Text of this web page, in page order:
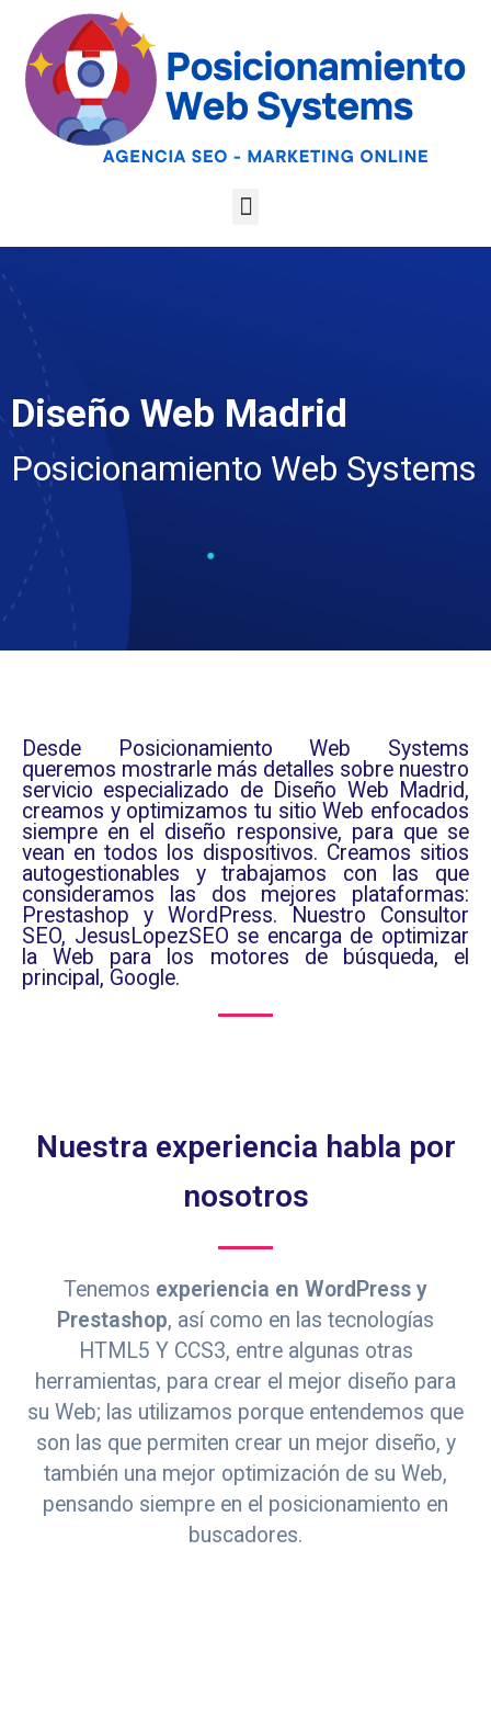
Diseño Web Madrid
Posicionamiento Web Systems
Desde Posicionamiento Web Systems
queremos mostrarle más detalles sobre nuestro
servicio especializado de Diseño Web Madrid,
creamos y optimizamos tu sitio Web enfocados
siempre en el diseño responsive, para que se
vean en todos los dispositivos. Creamos sitios
autogestionables y trabajamos con las que
consideramos las dos mejores plataformas:
Prestashop y WordPress. Nuestro Consultor
SEO, JesusLopezSEO se encarga de optimizar
la Web para los motores de búsqueda, el
principal, Google.
Nuestra experiencia habla por
nosotros
Tenemos experiencia en WordPress y
Prestashop, así como en las tecnologías
HTML5 Y CCS3, entre algunas otras
herramientas, para crear el mejor diseño para
su Web; las utilizamos porque entendemos que
son las que permiten crear un mejor diseño, y
también una mejor optimización de su Web,
pensando siempre en el posicionamiento en
buscadores.
Optimiza tu web
para las AI
Google
Overviews y los
LLMs
Analiza tu web gratis